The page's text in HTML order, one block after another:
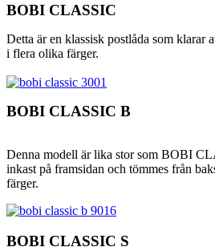
BOBI CLASSIC
Detta är en klassisk postlåda som klarar
i flera olika färger.
BOBI CLASSIC B
Denna modell är lika stor som BOBI
inkast på framsidan och tömmes från
färger.
BOBI CLASSIC S